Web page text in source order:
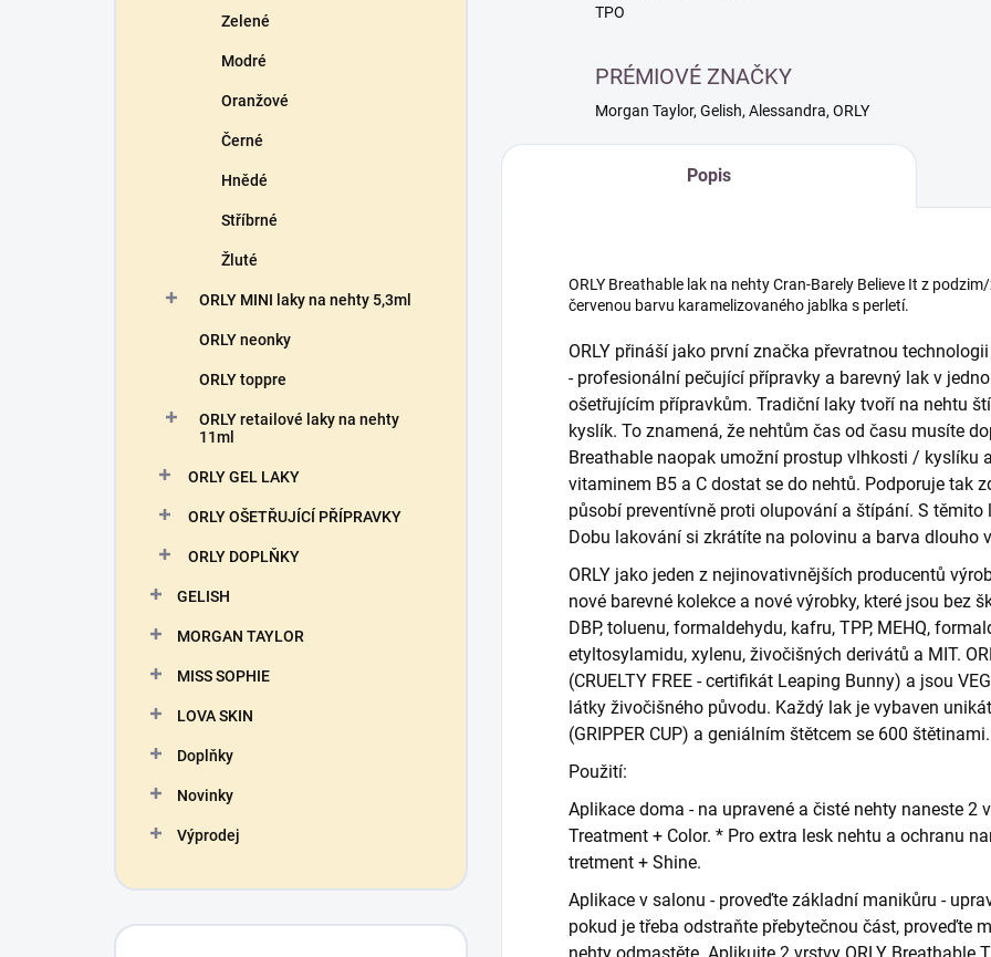
Zelené
Modré
Oranžové
Černé
Hnědé
Stříbrné
Žluté
ORLY MINI laky na nehty 5,3ml
ORLY neonky
ORLY toppre
ORLY retailové laky na nehty
11ml
ORLY GEL LAKY
ORLY OŠETŘUJÍCÍ PŘÍPRAVKY
ORLY DOPLŇKY
GELISH
MORGAN TAYLOR
MISS SOPHIE
LOVA SKIN
Doplňky
Novinky
Výprodej
TPO
PRÉMIOVÉ ZNAČKY
Morgan Taylor, Gelish, Alessandra, ORLY
Popis
ORLY Breathable lak na nehty Cran-Barely Believe It z
červenou barvu karamelizovaného jablka s perletí.
ORLY přináší jako první značka převratnou
- profesionální pečující přípravky a barevný lak v
ošetřujícím přípravkům. Tradiční laky tvoří na nehtu
kyslík. To znamená, že nehtům čas od času musíte
Breathable naopak umožní prostup vlhkosti / kyslíku
vitaminem B5 a C dostat se do nehtů. Podporuje tak
působí preventívně proti olupování a štípání. S
Dobu lakování si zkrátíte na polovinu a barva dlouho
ORLY jako jeden z nejinovativnějších producentů
nové barevné kolekce a nové výrobky, které jsou bez
DBP, toluenu, formaldehydu, kafru, TPP, MEHQ,
etyltosylamidu, xylenu, živočišných derivátů a MIT.
(CRUELTY FREE - certifikát Leaping Bunny) a jsou
látky živočišného původu. Každý lak je vybaven
(GRIPPER CUP) a geniálním štětcem se 600 štětinami.
Použití:
Aplikace doma - na upravené a čisté nehty naneste 2
Treatment + Color. * Pro extra lesk nehtu a ochranu
tretment + Shine.
Aplikace v salonu - proveďte základní manikůru -
pokud je třeba odstraňte přebytečnou část, proveďte